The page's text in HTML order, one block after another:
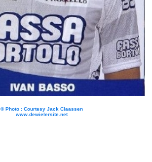
© Photo : Courtesy Jack Claassen
www.dewielersite.net